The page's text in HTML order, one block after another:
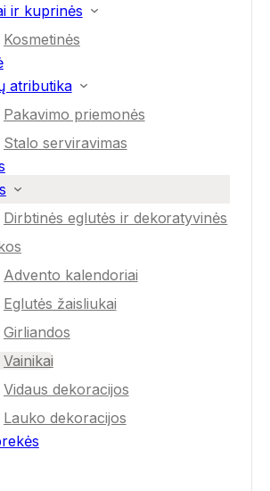
ir kuprinės
Kosmetinės
atributika
Pakavimo priemonės
Stalo serviravimas
Dirbtinės eglutės ir dekoratyvinės
Advento kalendoriai
Eglutės žaisliukai
Girliandos
Vainikai
Vidaus dekoracijos
Lauko dekoracijos